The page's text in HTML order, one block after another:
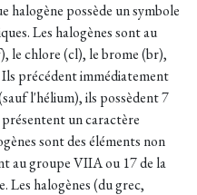
halogène possède un symbole
Les halogènes sont au
le chlore (cl), le brome (br),
précédent immédiatement
l'hélium), ils possèdent 7
un caractère
sont des éléments non
au groupe VIIA ou 17 de la
Les halogènes (du grec,